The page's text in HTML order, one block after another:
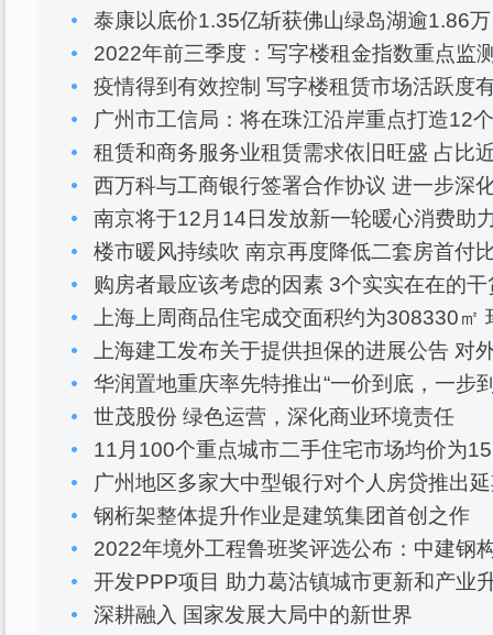
泰康以底价1.35亿斩获佛山绿岛湖逾1.86
2022年前三季度：写字楼租金指数重点监
疫情得到有效控制 写字楼租赁市场活跃度
广州市工信局：将在珠江沿岸重点打造12
租赁和商务服务业租赁需求依旧旺盛 占比
西万科与工商银行签署合作协议 进一步深
南京将于12月14日发放新一轮暖心消费助
楼市暖风持续吹 南京再度降低二套房首付
购房者最应该考虑的因素 3个实实在在的干
上海上周商品住宅成交面积约为308330㎡
上海建工发布关于提供担保的进展公告 对
华润置地重庆率先特推出“一价到底，一步
世茂股份 绿色运营，深化商业环境责任
11月100个重点城市二手住宅市场均价为
广州地区多家大中型银行对个人房贷推出
钢桁架整体提升作业是建筑集团首创之作
2022年境外工程鲁班奖评选公布：中建钢
开发PPP项目 助力葛沽镇城市更新和产业
深耕融入 国家发展大局中的新世界